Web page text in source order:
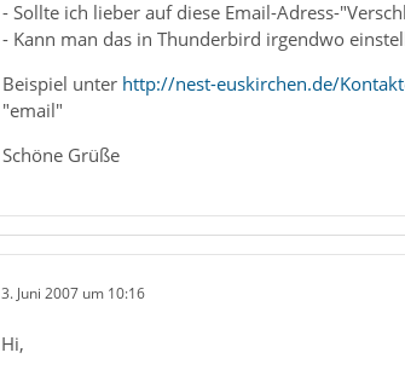
- Sollte ich lieber auf diese Email-Adress-
- Kann man das in Thunderbird irgendwo
Beispiel unter http://nest-euskirchen.de/
"email"
Schöne Grüße
3. Juni 2007 um 10:16
Hi,